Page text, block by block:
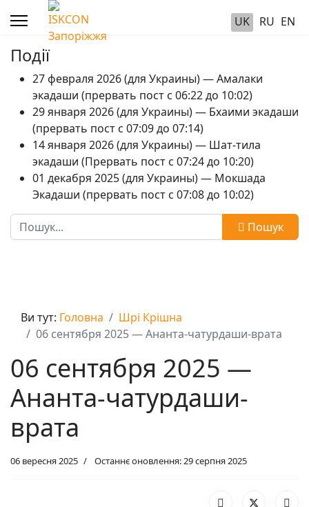
UK RU EN
Події
27 февраля 2026 (для Украины) — Амалаки
экадаши (прервать пост с 06:22 до 10:02)
29 января 2026 (для Украины) — Бхаими экадаши
(прервать пост с 07:09 до 07:14)
14 января 2026 (для Украины) — Шат-тила
экадаши (Прервать пост с 07:24 до 10:20)
01 декабря 2025 (для Украины) — Мокшада
Экадаши (прервать пост с 07:08 до 10:02)
Пошук
Пошук
Ви тут: Головна
Шрі Крішна
06 сентября 2025 — Ананта-чатурдаши-врата
06 сентября 2025 —
Ананта-чатурдаши-
врата
06 вересня 2025 Останнє оновлення: 29 серпня 2025